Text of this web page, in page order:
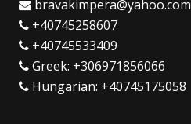
bravakimpera@yahoo.com
+40745258607
+40745533409
Greek: +306971856066
Hungarian: +40745175058